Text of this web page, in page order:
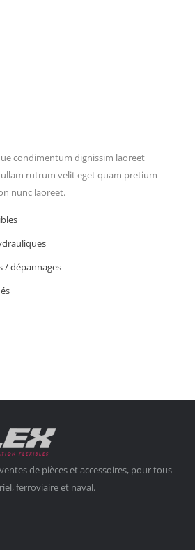
condimentum dignissim laoreet
rutrum velit eget quam pretium
nunc laoreet.
/ dépannages
de pièces et accessoires, pour tous
ferroviaire et naval.